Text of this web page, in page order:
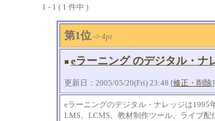
1 - 1 ( 1 件中 )
第1位-> 4pt
■ eラーニング のデジタル・ナ
更新日：2005/05/20(Fri) 23:48 [修正・削除
eラーニングのデジタル・ナレッジは1995
LMS、LCMS、教材制作ツール、ライブ配